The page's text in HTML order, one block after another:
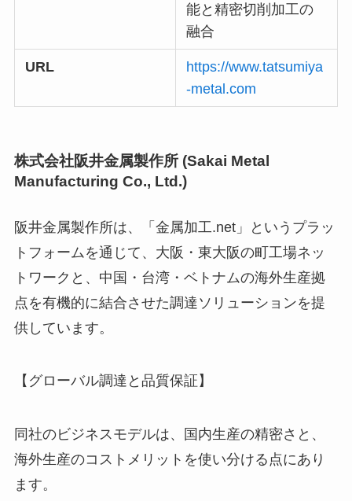
能と精密切削加工の
融合
URL
https://www.tatsumiya
-metal.com
株式会社阪井金属製作所 (Sakai Metal
Manufacturing Co., Ltd.)
阪井金属製作所は、「金属加工.net」というプラッ
トフォームを通じて、大阪・東大阪の町工場ネッ
トワークと、中国・台湾・ベトナムの海外生産拠
点を有機的に結合させた調達ソリューションを提
供しています。
【グローバル調達と品質保証】
同社のビジネスモデルは、国内生産の精密さと、
海外生産のコストメリットを使い分ける点にあり
ます。